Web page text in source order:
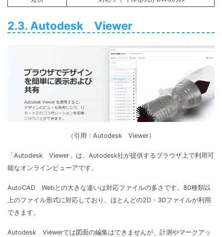
2.3. Autodesk Viewer
（引用：Autodesk Viewer）
「Autodesk Viewer」は、Autodesk社が提供するブラウザ上で利用可
能なオンラインビューアです。
AutoCAD Webとの大きな違いは対応ファイルの多さです。80種類以
上のファイル形式に対応しており、ほとんどの2D・3Dファイルが利用
できます。
Autodesk Viewerでは図面の編集はできませんが、計測やマークアッ